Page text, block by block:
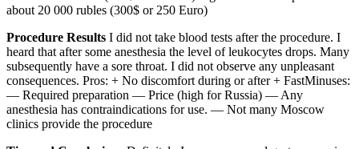
about 20 000 rubles (300$ or 250 Euro)
Procedure Results I did not take blood tests after the procedure. I
heard that after some anesthesia the level of leukocytes drops. Many
subsequently have a sore throat. I did not observe any unpleasant
consequences. Pros: + No discomfort during or after + FastMinuses:
— Required preparation — Price (high for Russia) — Any
anesthesia has contraindications for use. — Not many Moscow
clinics provide the procedure